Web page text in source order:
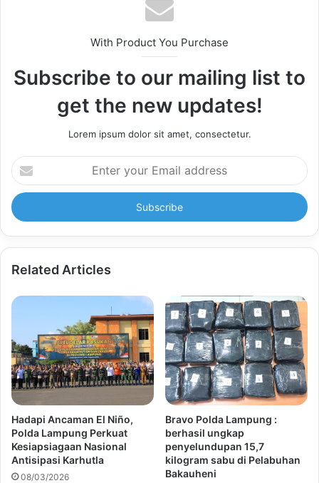
With Product You Purchase
Subscribe to our mailing list to
get the new updates!
Lorem ipsum dolor sit amet, consectetur.
Enter
your
Email
address
Related Articles
Hadapi Ancaman El Niño,
Polda Lampung Perkuat
Kesiapsiagaan Nasional
Antisipasi Karhutla
08/03/2026
Bravo Polda Lampung :
berhasil ungkap
penyelundupan 15,7
kilogram sabu di Pelabuhan
Bakauheni